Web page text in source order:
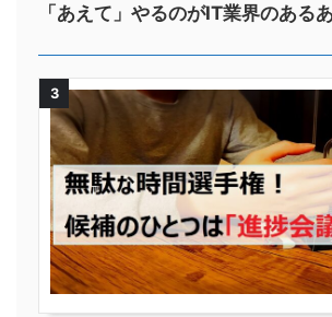
「あえて」やるのがIT業界のある
3